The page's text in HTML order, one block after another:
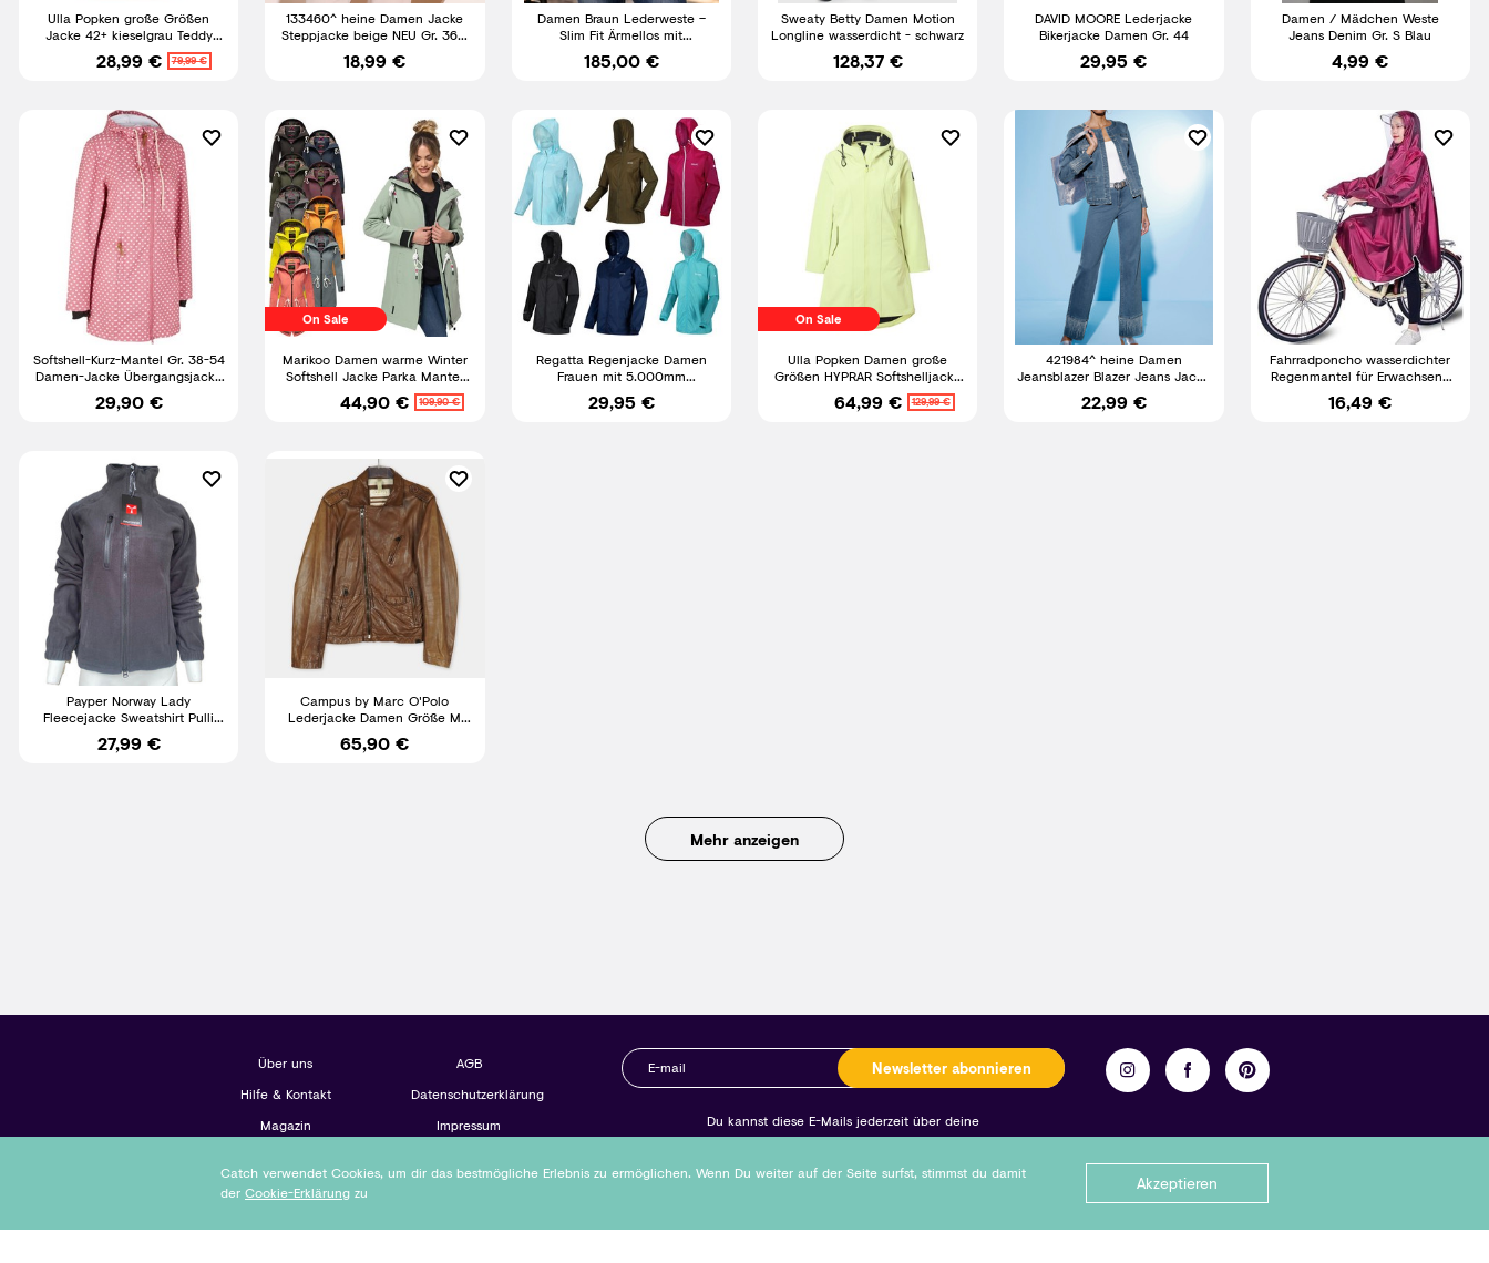
Ulla Popken große Größen
Jacke 42+ kieselgrau Teddy
Longjacke Herz Oversized
28,99 € 79,99 €
133460^ heine Damen Jacke
Steppjacke beige NEU Gr. 36 -
46
18,99 €
Damen Braun Lederweste –
Slim Fit Ärmellos mit
Reißverschluss, Echtleder Biker
185,00 €
Sweaty Betty Damen Motion
Longline wasserdicht - schwarz
128,37 €
DAVID MOORE Lederjacke
Bikerjacke Damen Gr. 44
29,95 €
Damen / Mädchen Weste
Jeans Denim Gr. S Blau
4,99 €
Softshell-Kurz-Mantel Gr. 38-54
Damen-Jacke Übergangsjacke
Outdoor-Parka Neu
29,90 €
On Sale
Marikoo Damen warme Winter
Softshell Jacke Parka Mantel
lang mit Kapuze B964
44,90 € 109,90 €
Regatta Regenjacke Damen
Frauen mit 5.000mm
Wassersäule verschweißte
Nähte
29,95 €
On Sale
Ulla Popken Damen große
Größen HYPRAR Softshelljacke
wasserabweisend
64,99 € 129,99 €
421984^ heine Damen
Jeansblazer Blazer Jeans Jacke
blau Glitzer NEU Gr. 38 - 52
22,99 €
Fahrradponcho wasserdichter
Regenmantel für Erwachsene
mit Kapuze Reflektierende
16,49 €
Payper Norway Lady
Fleecejacke Sweatshirt Pulli
Fleece Jacke
27,99 €
Campus by Marc O'Polo
Lederjacke Damen Größe M
braun Echtleder
Übergangsjacke
65,90 €
Mehr anzeigen
Über uns
Hilfe & Kontakt
Magazin
AGB
Datenschutzerklärung
Impressum
Newsletter abonnieren
Du kannst diese E-Mails jederzeit über deine
Kontoeinstellungen oder einen Link in den E-Mails abstellen.
Catch verwendet Cookies, um dir das bestmögliche Erlebnis zu ermöglichen. Wenn Du weiter auf der Seite surfst, stimmst du damit
der Cookie-Erklärung zu Akzeptieren